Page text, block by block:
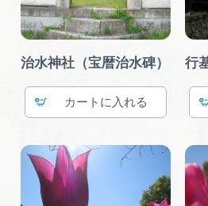
治水神社（宝暦治水碑）
カート
行